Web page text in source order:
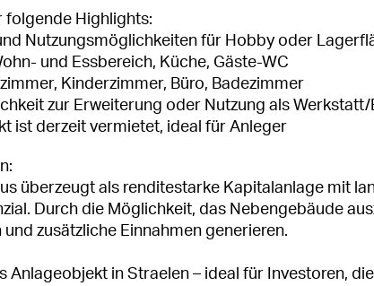
folgende Highlights:
Nutzungsmöglichkeiten für Hobby oder
und Essbereich, Küche, Gäste-WC
Kinderzimmer, Büro, Badezimmer
zur Erweiterung oder Nutzung als Werkstatt/
ist derzeit vermietet, ideal für Anleger
überzeugt als renditestarke Kapitalanlage mit
Durch die Möglichkeit, das Nebengebäude
zusätzliche Einnahmen generieren.
Anlageobjekt in Straelen – ideal für Investoren,